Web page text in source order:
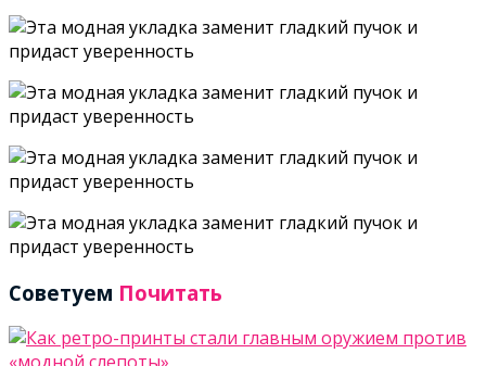
Советуем Почитать